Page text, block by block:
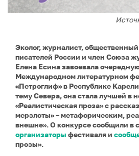
Эколог, журналист,
писателей России и член Союза
Елена Есина завоевала
Международном литературном
«Петроглиф» в Республике
тему Севера, она стала лучшей в
«Реалистическая проза» с
мерзлоты» – метафорическим,
внешне». О конкурсе сообщили в
организаторы фестиваля и
прозы».